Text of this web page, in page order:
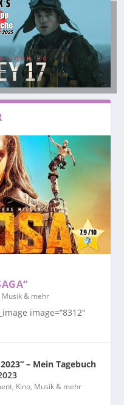
Musik & mehr
image=“8312″
– Mein Tagebuch
Kino, Musik & mehr